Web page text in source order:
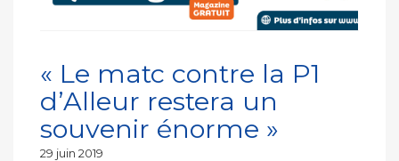
« Le matc contre la P1
d’Alleur restera un
souvenir énorme »
Publié
29 juin 2019